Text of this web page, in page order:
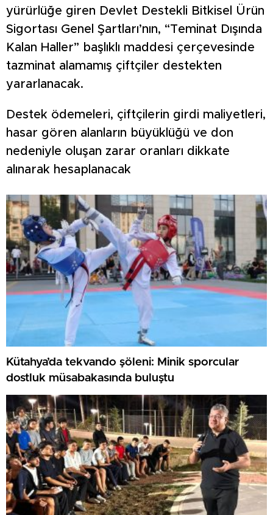
yürürlüğe giren Devlet Destekli Bitkisel Ürün
Sigortası Genel Şartları’nın, “Teminat Dışında
Kalan Haller” başlıklı maddesi çerçevesinde
tazminat alamamış çiftçiler destekten
yararlanacak.
Destek ödemeleri, çiftçilerin girdi maliyetleri,
hasar gören alanların büyüklüğü ve don
nedeniyle oluşan zarar oranları dikkate
alınarak hesaplanacak
Kütahya’da tekvando şöleni: Minik sporcular
dostluk müsabakasında buluştu